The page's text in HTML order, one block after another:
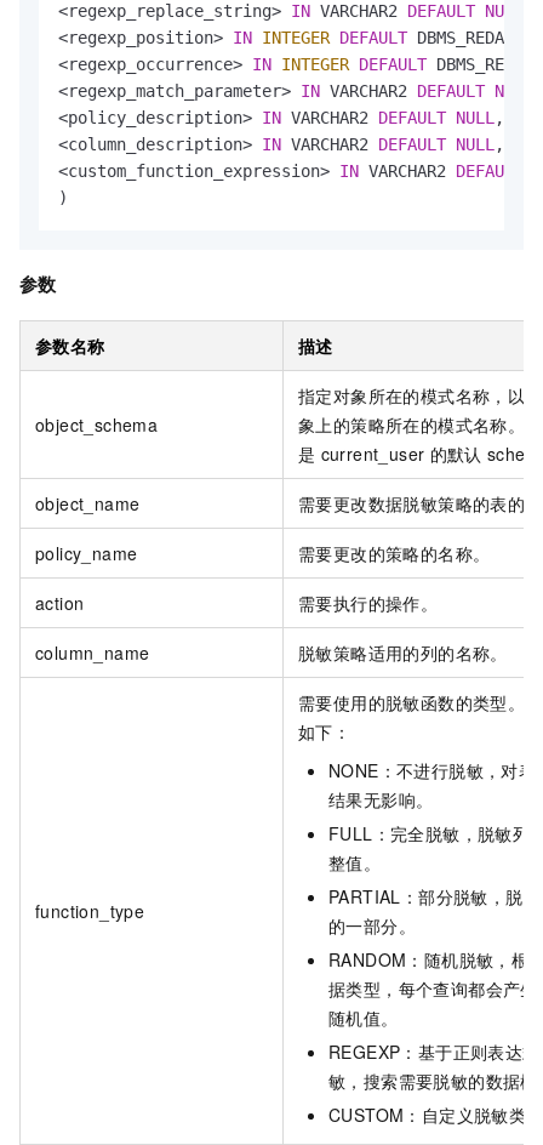
<regexp_replace_string> IN VARCHAR2 DEFAULT NULL
<regexp_position> IN INTEGER DEFAULT
<regexp_occurrence> IN INTEGER DEFAULT
<regexp_match_parameter> IN VARCHAR2 DEFAULT NULL
<policy_description> IN VARCHAR2 DEFAULT NULL
<column_description> IN VARCHAR2 DEFAULT NULL
<custom_function_expression> IN VARCHAR2 DEFAULT
)
参数
参数名称 描述
object_schema
指定对象所在的模式名称，以
象上的策略所在的模式名称。
是 current_user 的默认
object_name 需要更改数据脱敏策略的表的
policy_name 需要更改的策略的名称。
action 需要执行的操作。
column_name 脱敏策略适用的列的名称。
function_type
需要使用的脱敏函数的类型。
如下：
NONE：不进行脱敏，对表
结果无影响。
FULL：完全脱敏，脱敏列
整值。
PARTIAL：部分脱敏，脱
的一部分。
RANDOM：随机脱敏，根
据类型，每个查询都会产生
随机值。
REGEXP：基于正则表达
敏，搜索需要脱敏的数据模
CUSTOM：自定义脱敏类